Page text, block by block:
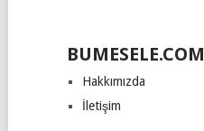
BUMESELE.COM
Hakkımızda
İletişim